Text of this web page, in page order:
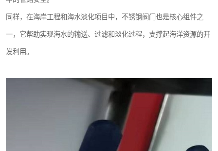
同样，在海岸工程和海水淡化项目中，不锈钢阀门也是核心组件之
一，它帮助实现海水的输送、过滤和淡化过程，支撑起海洋资源的开
发利用。